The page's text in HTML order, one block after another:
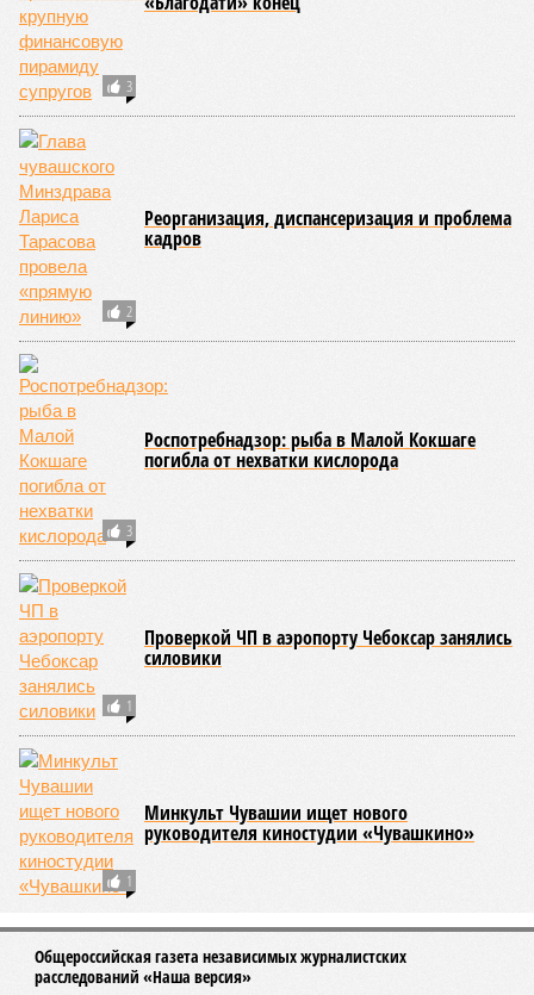
1,9%) были зафиксированы отклонения по
микробиологическим показателям; также одно готовое
блюдо не соответствовало установленным нормам по
показателю калорийности.
Все лагеря перед началом работы смен прошли
обязательную обработку территорий против клещей,
грызунов и насекомых. Питание в учреждениях
обеспечивают 21 оператор, причём в отношении каждого из
них организован постоянный лабораторный мониторинг.
В ходе заседания был также вынесен на обсуждение ряд
предложений, направленных на обеспечение санитарно-
эпидемиологического благополучия детей в летних лагерях
и на повышение действенности самой системы
оздоровления. В качестве основного приоритета было
выделено обеспечение оздоровительных учреждений
качественными пищевыми продуктами, а детей –
полноценным и сбалансированным питанием. Все лагеря в
обязательном порядке должны располагать санитарно-
эпидемиологическим заключением (СЭЗ), которое
подтверждает соответствие учреждения требованиям
действующего санитарного законодательства. Отсутствие
действующего СЭЗ является основанием для запрета на
функционирование оздоровительной организации. Кроме
того, участники заседания обратили внимание на
необходимость постоянного контроля за поставщиками
продуктов и организаторами питания, за своевременным
исполнением ранее выданных предписаний по устранению
нарушений, а также за соблюдением сроков прохождения
медицинских осмотров и гигиенического обучения
персоналом.
Александра Иванова
Опубликовано:28.07.2026 16:10
Отредактировано:28.07.2026 16:10
продажу бензина в
канистры